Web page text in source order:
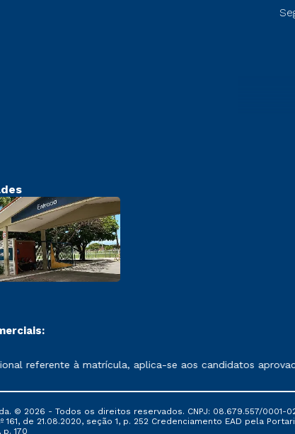
rematrícula conforme exposto no contrato de prestação
referente à matrícula, aplica-se aos candidatos
© 2026 - Todos os direitos reservados. CNPJ: 08.679.557/0001-
161, de 21.08.2020, seção 1, p. 252 Credenciamento EAD pela
p. 170